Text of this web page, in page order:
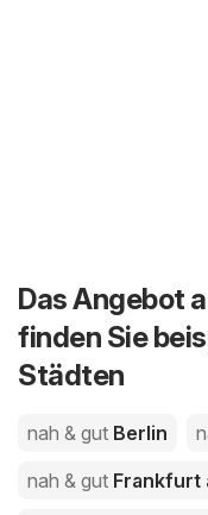
Das Angebot
finden Sie
Städten
nah & gut Berlin
nah & gut Frankfurt